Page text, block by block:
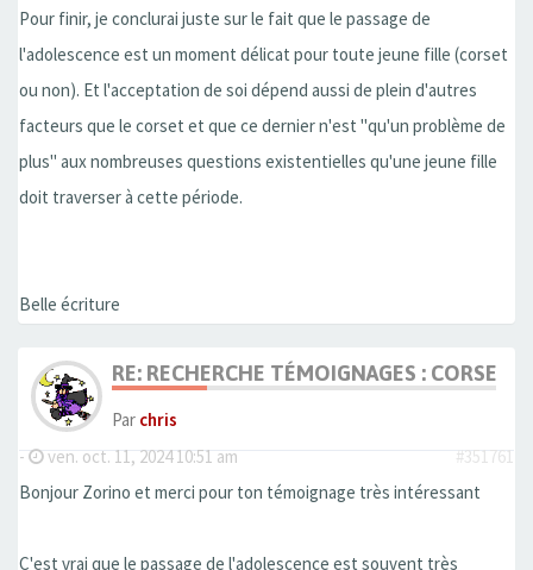
Pour finir, je conclurai juste sur le fait que le passage de
l'adolescence est un moment délicat pour toute jeune fille (corset
ou non). Et l'acceptation de soi dépend aussi de plein d'autres
facteurs que le corset et que ce dernier n'est "qu'un problème de
plus" aux nombreuses questions existentielles qu'une jeune fille
doit traverser à cette période.
Belle écriture
RE: RECHERCHE TÉMOIGNAGES : CORSET,
Par chris
-
ven. oct. 11, 2024 10:51 am
#351761
Bonjour Zorino et merci pour ton témoignage très intéressant
C'est vrai que le passage de l'adolescence est souvent très